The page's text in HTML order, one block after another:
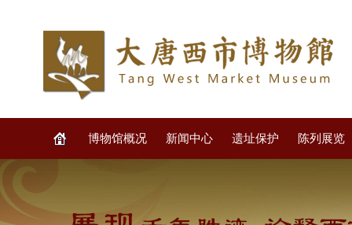
博物馆概况 新闻中心 遗址保护 陈列展览